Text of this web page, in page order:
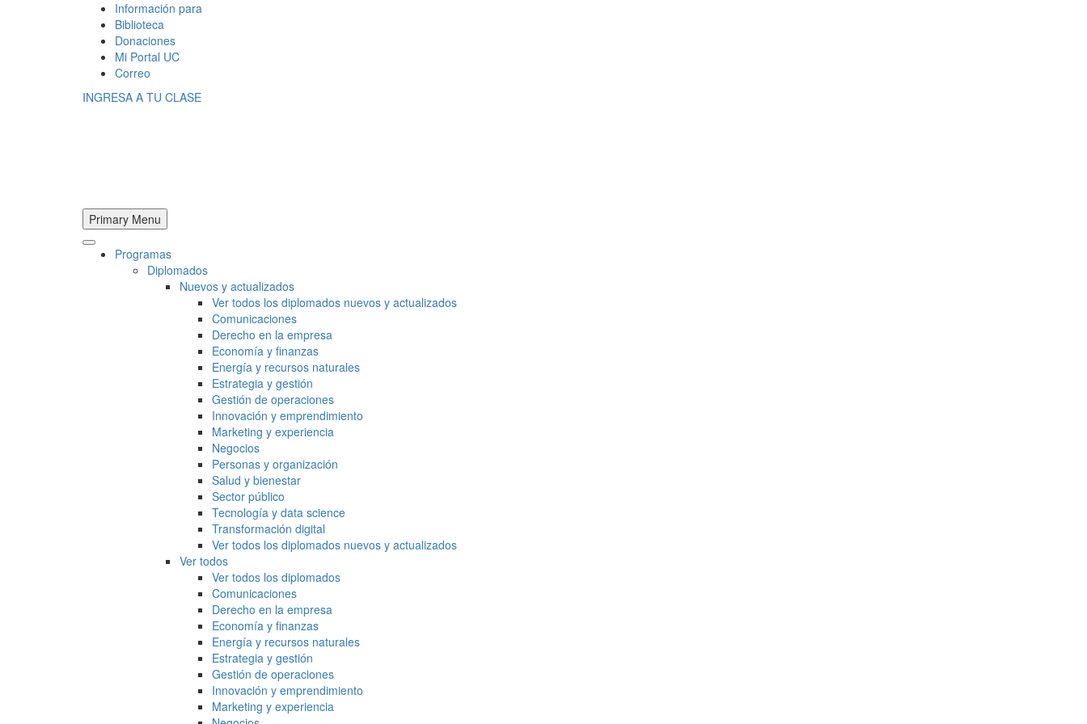
Información para
Biblioteca
Donaciones
Mi Portal UC
Correo
INGRESA A TU CLASE
Primary Menu
Programas
Diplomados
Nuevos y actualizados
Ver todos los diplomados nuevos y actualizados
Comunicaciones
Derecho en la empresa
Economía y finanzas
Energía y recursos naturales
Estrategia y gestión
Gestión de operaciones
Innovación y emprendimiento
Marketing y experiencia
Negocios
Personas y organización
Salud y bienestar
Sector público
Tecnología y data science
Transformación digital
Ver todos los diplomados nuevos y actualizados
Ver todos
Ver todos los diplomados
Comunicaciones
Derecho en la empresa
Economía y finanzas
Energía y recursos naturales
Estrategia y gestión
Gestión de operaciones
Innovación y emprendimiento
Marketing y experiencia